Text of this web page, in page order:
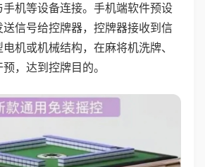
机等设备连接。手机端软件预设
信号给控牌器，控牌器接收到信
机或机械结构，在麻将机洗牌、
，达到控牌目的。